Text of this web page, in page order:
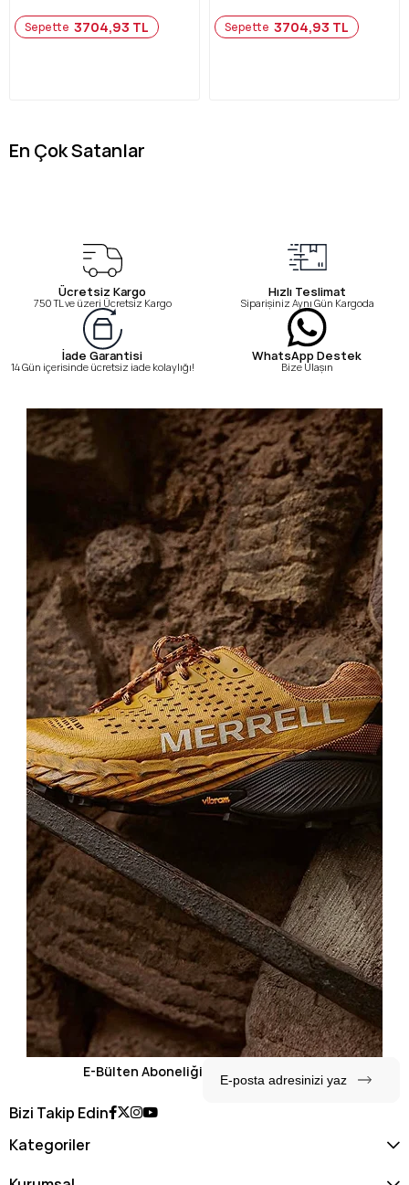
Sepette 3704,93 TL Sepette 3704,93 TL
En Çok Satanlar
Ücretsiz Kargo
750 TL ve üzeri Ücretsiz Kargo
Hızlı Teslimat
Siparişiniz Aynı Gün Kargoda
İade Garantisi
14 Gün içerisinde ücretsiz iade kolaylığı!
WhatsApp Destek
Bize Ulaşın
E-Bülten Aboneliği
Bizi Takip Edin
Kategoriler